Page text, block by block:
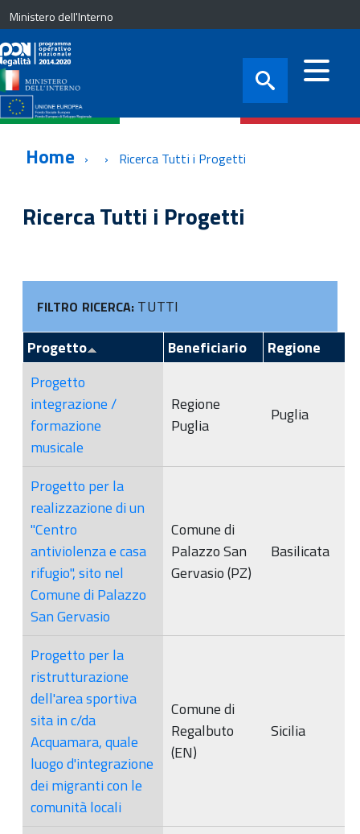
Ministero dell'Interno
Home Ricerca Tutti i Progetti
Ricerca Tutti i Progetti
FILTRO RICERCA: TUTTI
Progetto
Beneficiario
Regione
Progetto
integrazione /
formazione
musicale
Regione
Puglia
Puglia
Progetto per la
realizzazione di un
"Centro
antiviolenza e casa
rifugio", sito nel
Comune di Palazzo
San Gervasio
Comune di
Palazzo San
Gervasio (PZ)
Basilicata
Progetto per la
ristrutturazione
dell'area sportiva
sita in c/da
Acquamara, quale
luogo d'integrazione
dei migranti con le
comunità locali
Comune di
Regalbuto
(EN)
Sicilia